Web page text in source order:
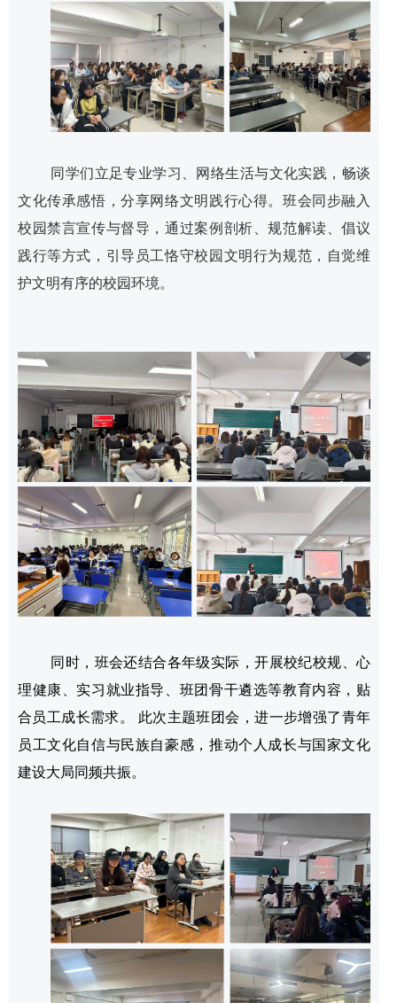
同学们立足专业学习、网络生活与文化实践，畅谈
文化传承感悟，分享网络文明践行心得。班会同步融入
校园禁言宣传与督导，通过案例剖析、规范解读、倡议
践行等方式，引导员工恪守校园文明行为规范，自觉维
护文明有序的校园环境。
同时，班会还结合各年级实际，开展校纪校规、心
理健康、实习就业指导、班团骨干遴选等教育内容，贴
合员工成长需求。 此次主题班团会，进一步增强了青年
员工文化自信与民族自豪感，推动个人成长与国家文化
建设大局同频共振。